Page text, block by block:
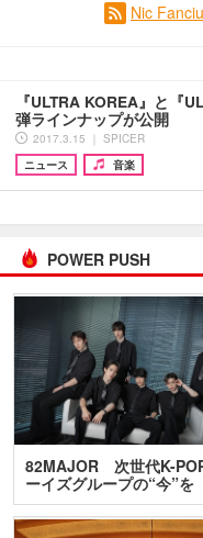
Nic
『ULTRA KOREA』と『
弾ラインナップが公開
2017.3.15 ｜ SPICER
ニュース
音楽
POWER PUSH
82MAJOR 次世代K-
ーイズグループの“今”を
訊…